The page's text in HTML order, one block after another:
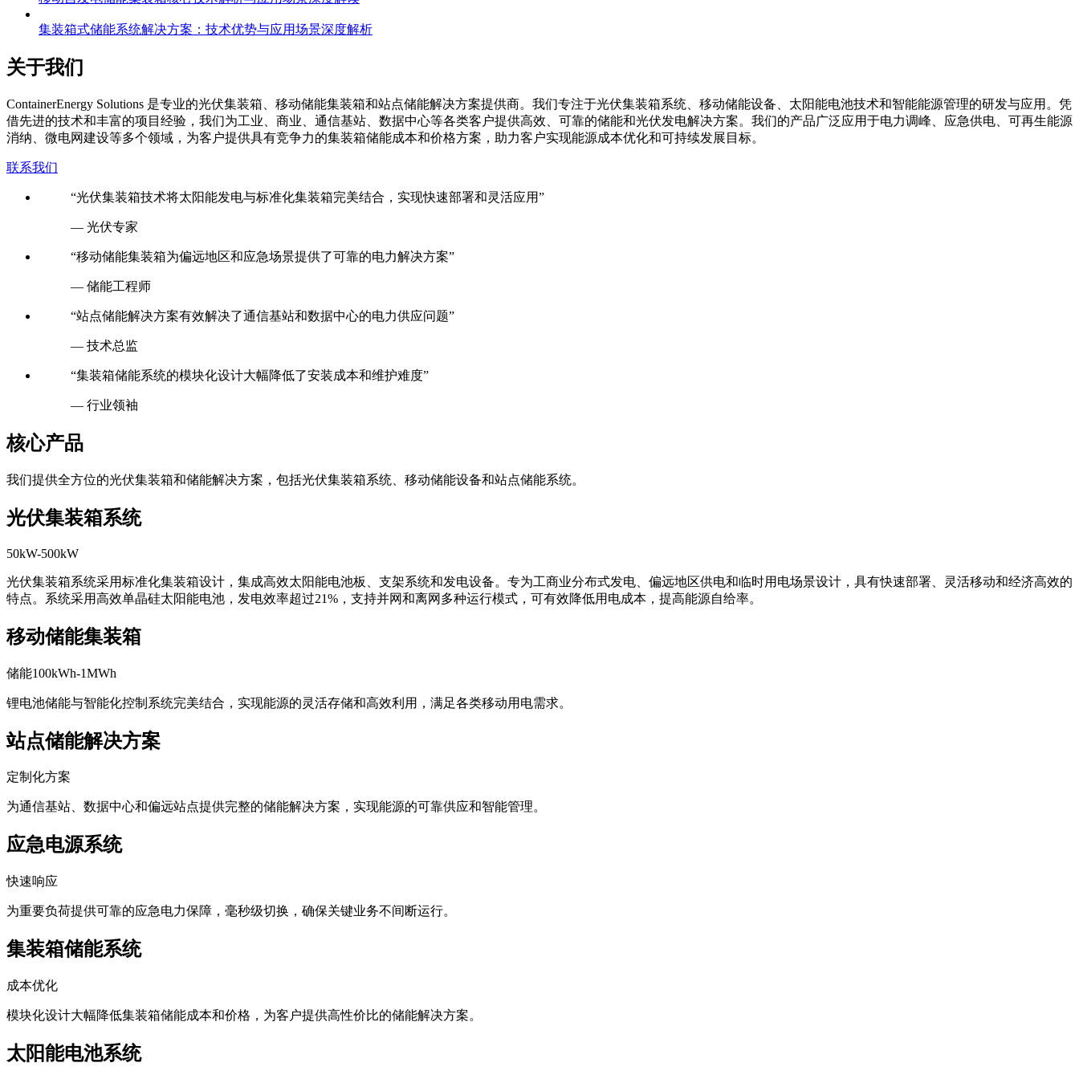
集装箱式储能系统解决方案：技术优势与应用场景深度解析
关于我们
ContainerEnergy Solutions 是专业的光伏集装箱、移动储能集装箱和站点储能解决方案提供商。我们专注于光伏集装箱系统、移动储能设备、太阳能电池技术和智能能源管理的研发与应用。凭
借先进的技术和丰富的项目经验，我们为工业、商业、通信基站、数据中心等各类客户提供高效、可靠的储能和光伏发电解决方案。我们的产品广泛应用于电力调峰、应急供电、可再生能源
消纳、微电网建设等多个领域，为客户提供具有竞争力的集装箱储能成本和价格方案，助力客户实现能源成本优化和可持续发展目标。
联系我们
“光伏集装箱技术将太阳能发电与标准化集装箱完美结合，实现快速部署和灵活应用”
— 光伏专家
“移动储能集装箱为偏远地区和应急场景提供了可靠的电力解决方案”
— 储能工程师
“站点储能解决方案有效解决了通信基站和数据中心的电力供应问题”
— 技术总监
“集装箱储能系统的模块化设计大幅降低了安装成本和维护难度”
— 行业领袖
核心产品
我们提供全方位的光伏集装箱和储能解决方案，包括光伏集装箱系统、移动储能设备和站点储能系统。
光伏集装箱系统
50kW-500kW
光伏集装箱系统采用标准化集装箱设计，集成高效太阳能电池板、支架系统和发电设备。专为工商业分布式发电、偏远地区供电和临时用电场景设计，具有快速部署、灵活移动和经济高效的
特点。系统采用高效单晶硅太阳能电池，发电效率超过21%，支持并网和离网多种运行模式，可有效降低用电成本，提高能源自给率。
移动储能集装箱
储能100kWh-1MWh
锂电池储能与智能化控制系统完美结合，实现能源的灵活存储和高效利用，满足各类移动用电需求。
站点储能解决方案
定制化方案
为通信基站、数据中心和偏远站点提供完整的储能解决方案，实现能源的可靠供应和智能管理。
应急电源系统
快速响应
为重要负荷提供可靠的应急电力保障，毫秒级切换，确保关键业务不间断运行。
集装箱储能系统
成本优化
模块化设计大幅降低集装箱储能成本和价格，为客户提供高性价比的储能解决方案。
太阳能电池系统